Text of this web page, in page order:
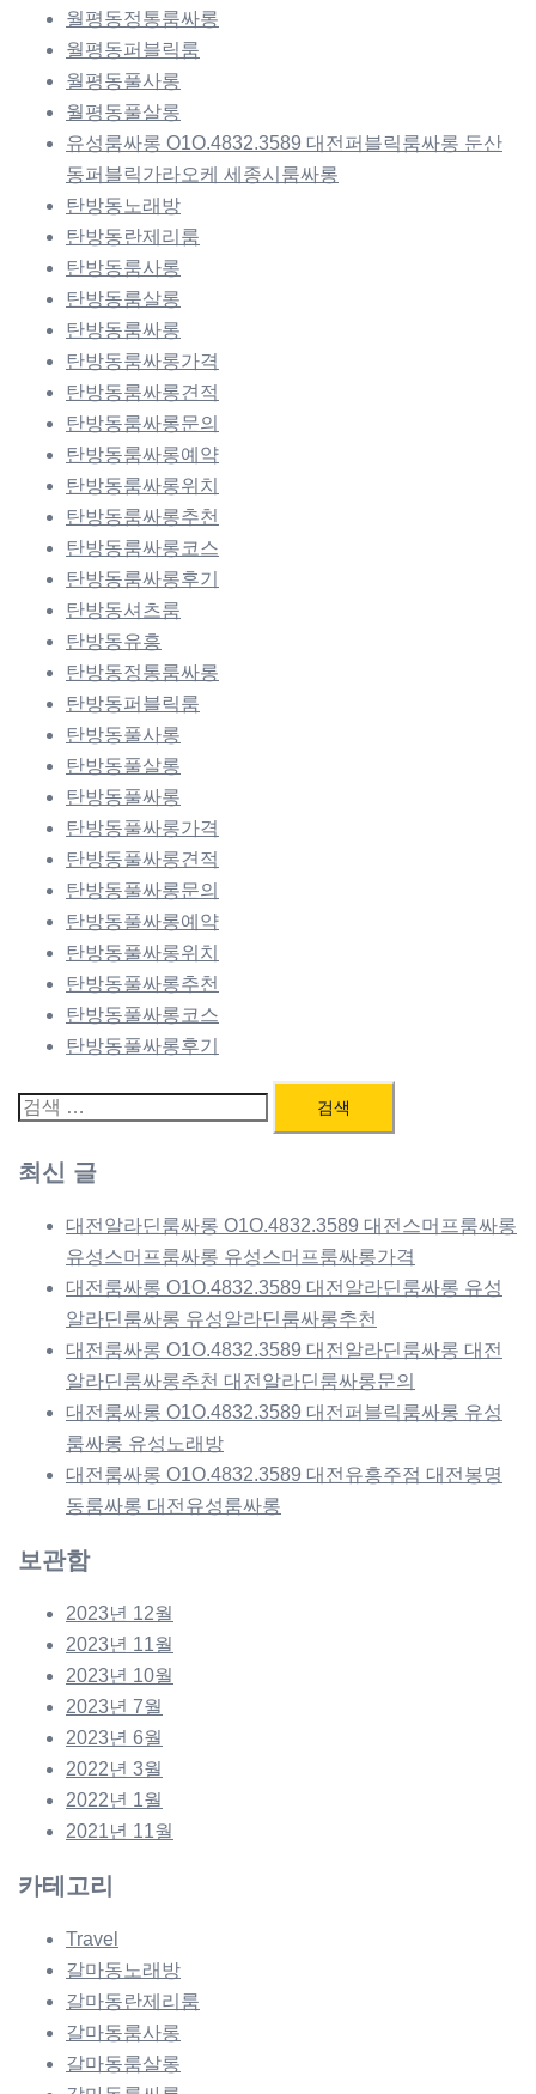
월평동정통룸싸롱
월평동퍼블릭룸
월평동풀사롱
월평동풀살롱
유성룸싸롱 O1O.4832.3589 대전퍼블릭룸싸롱 둔산
동퍼블릭가라오케 세종시룸싸롱
탄방동노래방
탄방동란제리룸
탄방동룸사롱
탄방동룸살롱
탄방동룸싸롱
탄방동룸싸롱가격
탄방동룸싸롱견적
탄방동룸싸롱문의
탄방동룸싸롱예약
탄방동룸싸롱위치
탄방동룸싸롱추천
탄방동룸싸롱코스
탄방동룸싸롱후기
탄방동셔츠룸
탄방동유흥
탄방동정통룸싸롱
탄방동퍼블릭룸
탄방동풀사롱
탄방동풀살롱
탄방동풀싸롱
탄방동풀싸롱가격
탄방동풀싸롱견적
탄방동풀싸롱문의
탄방동풀싸롱예약
탄방동풀싸롱위치
탄방동풀싸롱추천
탄방동풀싸롱코스
탄방동풀싸롱후기
검
최신 글
대전알라딘룸싸롱 O1O.4832.3589 대전스머프룸싸롱
유성스머프룸싸롱 유성스머프룸싸롱가격
대전룸싸롱 O1O.4832.3589 대전알라딘룸싸롱 유성
알라딘룸싸롱 유성알라딘룸싸롱추천
대전룸싸롱 O1O.4832.3589 대전알라딘룸싸롱 대전
알라딘룸싸롱추천 대전알라딘룸싸롱문의
대전룸싸롱 O1O.4832.3589 대전퍼블릭룸싸롱 유성
룸싸롱 유성노래방
대전룸싸롱 O1O.4832.3589 대전유흥주점 대전봉명
동룸싸롱 대전유성룸싸롱
보관함
2023년 12월
2023년 11월
2023년 10월
2023년 7월
2023년 6월
2022년 3월
2022년 1월
2021년 11월
카테고리
Travel
갈마동노래방
갈마동란제리룸
갈마동룸사롱
갈마동룸살롱